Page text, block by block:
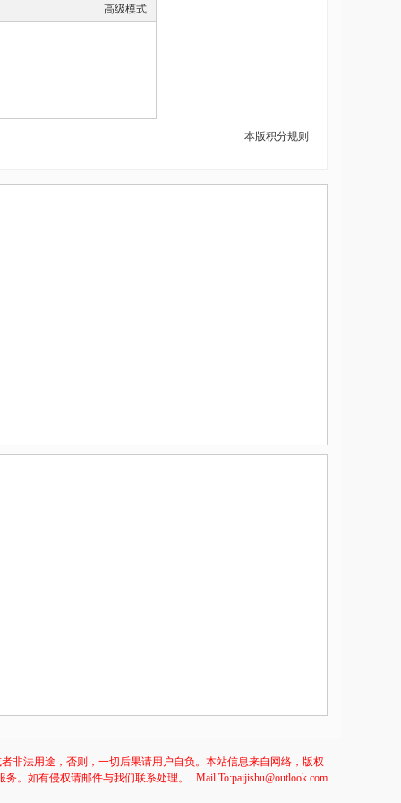
高级模式
本版积分规则
非法用途，否则，一切后果请用户自负。本站信息来自网络，版权
。如有侵权请邮件与我们联系处理。
Mail To:paijishu@outlook.com